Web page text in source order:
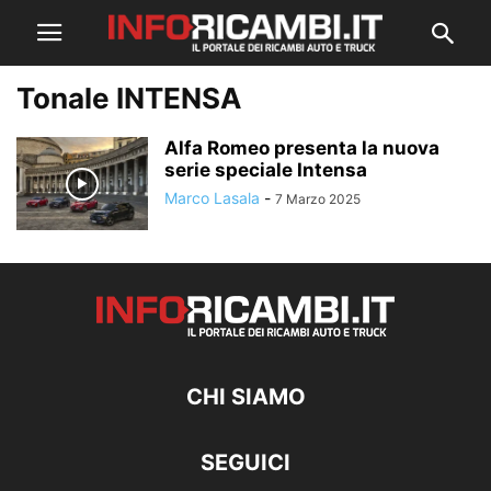
Tonale INTENSA
Alfa Romeo presenta la nuova
serie speciale Intensa
Marco Lasala - 7 Marzo 2025
CHI SIAMO
SEGUICI